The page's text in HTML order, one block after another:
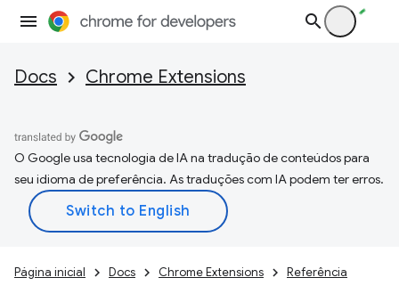
Docs Chrome Extensions
O Google usa tecnologia de IA na tradução de conteúdos para
seu idioma de preferência. As traduções com IA podem ter erros.
Página inicial Docs Chrome Extensions Referência